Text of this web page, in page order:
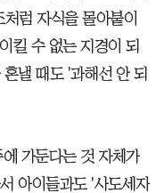
럼 자식을 몰아붙이
킬 수 없는 지경이 되
낼 때도 '과해선 안 되
가둔다는 것 자체가
아이들과도 '사도세자